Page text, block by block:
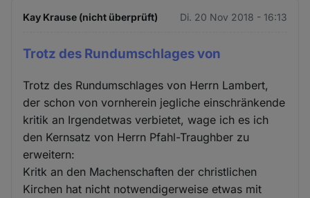
Kay Krause (nicht überprüft) Di. 20 Nov 2018 - 16:13
Trotz des Rundumschlages von
Trotz des Rundumschlages von Herrn Lambert,
der schon von vornherein jegliche einschränkende
kritik an Irgendetwas verbietet, wage ich es ich
den Kernsatz von Herrn Pfahl-Traughber zu
erweitern:
Kritk an den Machenschaften der christlichen
Kirchen hat nicht notwendigerweise etwas mit